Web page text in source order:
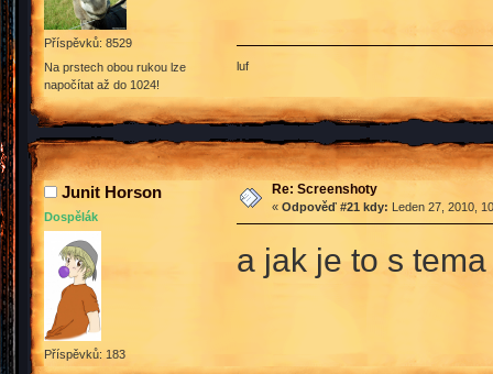
Příspěvků: 8529
Na prstech obou rukou lze
napočítat až do 1024!
luf
Junit Horson
Dospělák
Příspěvků: 183
Re: Screenshoty
« Odpověď #21 kdy: Leden 27, 2010,
a jak je to s